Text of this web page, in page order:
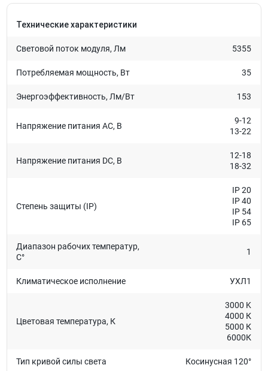
Технические характеристики
Световой поток модуля, Лм 5355
Потребляемая мощность, Вт 35
Энергоэффективность, Лм/Вт 153
Напряжение питания AC, В
9-12
13-22
Напряжение питания DC, В
12-18
18-32
Степень защиты (IP)
IP 20
IP 40
IP 54
IP 65
Диапазон рабочих температур,
C°
1
Климатическое исполнение УХЛ1
Цветовая температура, К
3000 K
4000 К
5000 К
6000К
Тип кривой силы света Косинусная 120°